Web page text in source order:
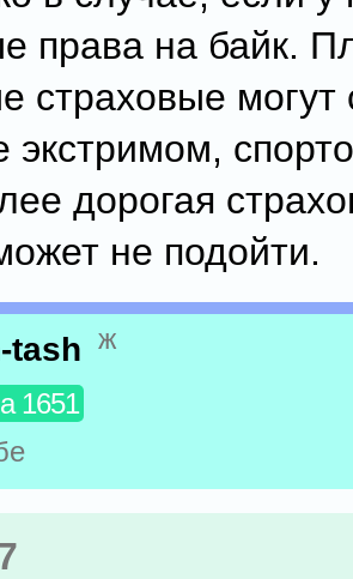
права на байк.
страховые могут
экстримом,
дорогая
не подойти.
tash ж
1651